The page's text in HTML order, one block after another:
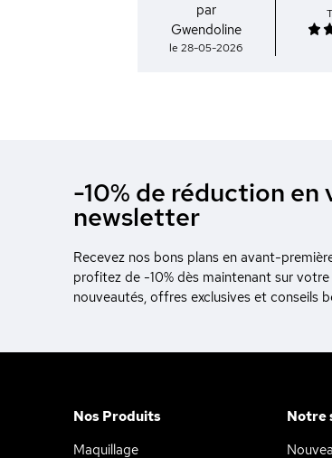
par
Gwendoline
le 28-05-2026
-10% de réduction en
newsletter
Recevez nos bons plans en avant-
profitez de -10% dès maintenant sur
nouveautés, offres exclusives et conseils
Nos Produits
Maquillage
Notre